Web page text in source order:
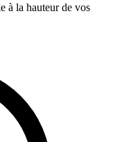
à la hauteur de vos